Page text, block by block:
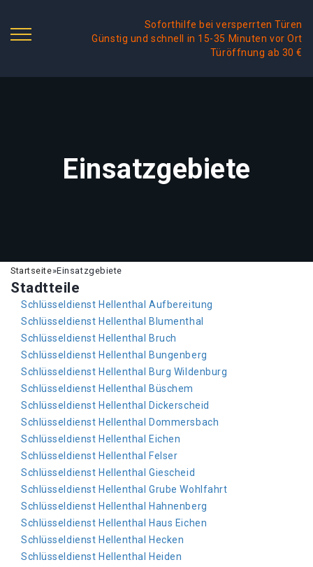
Soforthilfe bei versperrten Türen
Günstig und schnell in 15-35 Minuten vor Ort
Türöffnung ab 30 €
Einsatzgebiete
Startseite»Einsatzgebiete
Stadtteile
Schlüsseldienst Hellenthal Aufbereitung
Schlüsseldienst Hellenthal Blumenthal
Schlüsseldienst Hellenthal Bruch
Schlüsseldienst Hellenthal Bungenberg
Schlüsseldienst Hellenthal Burg Wildenburg
Schlüsseldienst Hellenthal Büschem
Schlüsseldienst Hellenthal Dickerscheid
Schlüsseldienst Hellenthal Dommersbach
Schlüsseldienst Hellenthal Eichen
Schlüsseldienst Hellenthal Felser
Schlüsseldienst Hellenthal Giescheid
Schlüsseldienst Hellenthal Grube Wohlfahrt
Schlüsseldienst Hellenthal Hahnenberg
Schlüsseldienst Hellenthal Haus Eichen
Schlüsseldienst Hellenthal Hecken
Schlüsseldienst Hellenthal Heiden